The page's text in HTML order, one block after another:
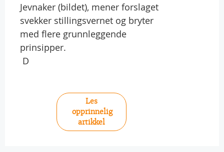
Jevnaker (bildet), mener forslaget
svekker stillingsvernet og bryter
med flere grunnleggende
prinsipper.
 D
Les
opprinnelig
artikkel